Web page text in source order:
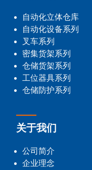
自动化立体仓库
自动化设备系列
叉车系列
密集货架系列
仓储货架系列
工位器具系列
仓储防护系列
关于我们
公司简介
企业理念